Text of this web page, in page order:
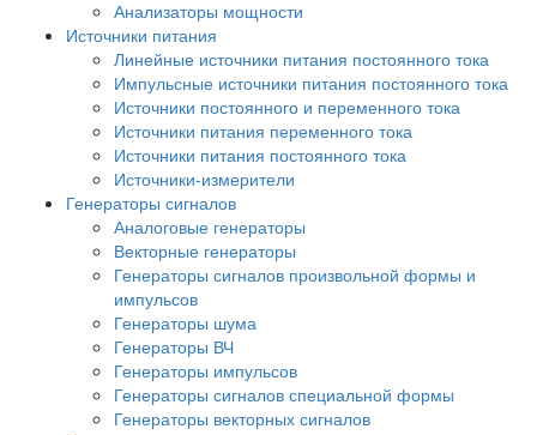
Анализаторы мощности
Источники питания
Линейные источники питания постоянного тока
Импульсные источники питания постоянного тока
Источники постоянного и переменного тока
Источники питания переменного тока
Источники питания постоянного тока
Источники-измерители
Генераторы сигналов
Аналоговые генераторы
Векторные генераторы
Генераторы сигналов произвольной формы и
импульсов
Генераторы шума
Генераторы ВЧ
Генераторы импульсов
Генераторы сигналов специальной формы
Генераторы векторных сигналов